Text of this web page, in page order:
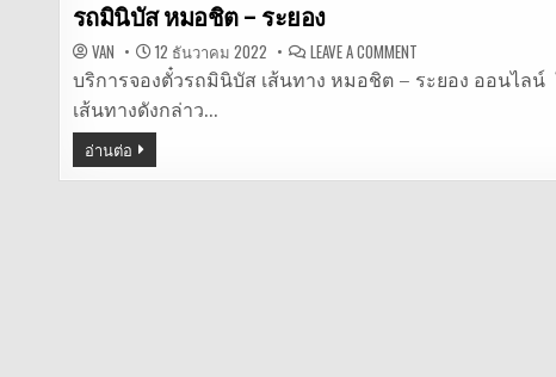
in
รถมินิบัส หมอชิต – ระยอง
VAN 12 ธันวาคม 2022 LEAVE A COMMENTON
มิ
บริการจองตั๋วรถมินิบัส เส้นทาง หมอชิต – ระยอง ออนไลน์
เส้นทางดังกล่าว…
อ่านต่อ